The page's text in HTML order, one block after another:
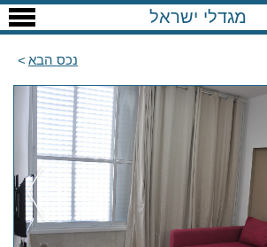
מגדלי ישראל
נכס הבא